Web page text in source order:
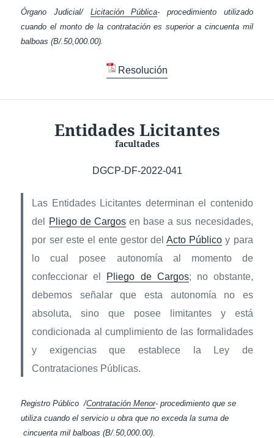
Órgano Judicial/ Licitación Pública- procedimiento utilizado
cuando el monto de la contratación es superior a cincuenta mil
balboas (B/.50,000.00).
Resolución
Entidades Licitantes
facultades
DGCP-DF-2022-041
Las Entidades Licitantes determinan el contenido
del
Pliego de Cargosen base a sus necesidades,
por ser este el ente gestor delActo Público y para
lo cual posee autonomía al momento de
confeccionar el Pliego de Cargos; no obstante,
debemos señalar que esta autonomía no es
absoluta, sino que posee limitantes y está
condicionada al cumplimiento de las formalidades
y exigencias que establece la Ley de
Contrataciones Públicas.
Registro Público /Contratación Menor- procedimiento que se
utiliza cuando el servicio u obra que no exceda la suma de
cincuenta mil balboas (B/.50,000.00).